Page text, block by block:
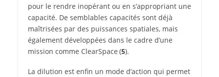
pour le rendre inopérant ou en s’appropriant une
capacité. De semblables capacités sont déjà
maîtrisées par des puissances spatiales, mais
également développées dans le cadre d’une
mission comme ClearSpace (5).
La dilution est enfin un mode d’action qui permet